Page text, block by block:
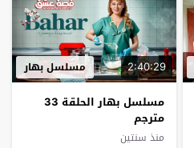
2:40:29 مسلسل بهار
مسلسل بهار الحلقة 33
مترجم
منذ سنتين